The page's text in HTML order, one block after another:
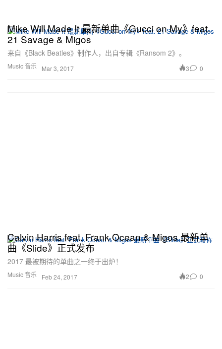
Music 音乐
Mike Will Made It 最新单曲《Gucci on My》feat.
21 Savage & Migos
来自《Black Beatles》制作人，出自专辑《Ransom 2》。
Mar 3, 2017 3 0
Music 音乐
Calvin Harris feat. Frank Ocean & Migos 最新单
曲《Slide》正式发布
2017 最被期待的单曲之一终于出炉！
Feb 24, 2017 2 0